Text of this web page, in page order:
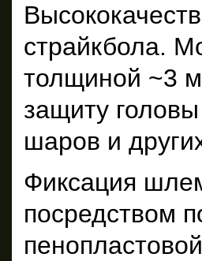
страйкбола.
толщиной ~3
защиту
шаров и
Фиксация
посредством